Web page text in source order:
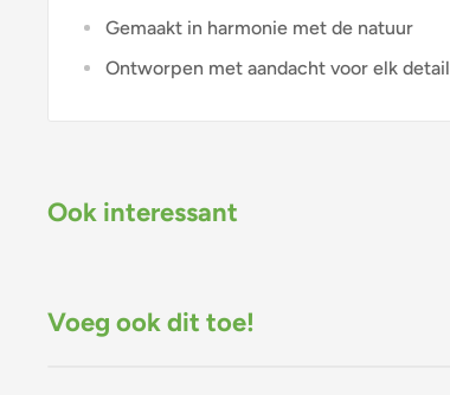
Gemaakt in harmonie met de natuur
Ontworpen met aandacht voor elk detail
Ook interessant
Voeg ook dit toe!